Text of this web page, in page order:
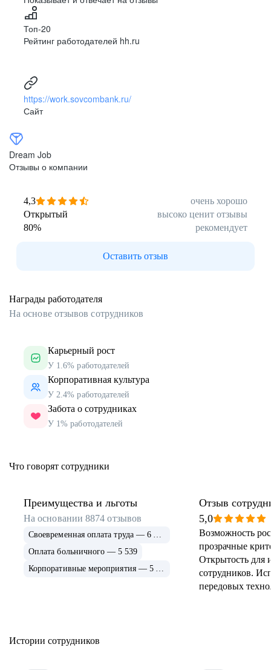
Топ-20
Рейтинг работодателей hh.ru
https://work.sovcombank.ru/
Сайт
Dream Job
Отзывы о компании
4,3
очень хорошо
Открытый
высоко ценит отзывы
80% рекомендует
Оставить отзыв
Награды работодателя
На основе отзывов сотрудников
Карьерный рост
У 1.6% работодателей
Корпоративная культура
У 2.4% работодателей
Забота о сотрудниках
У 1% работодателей
Что говорят сотрудники
Преимущества и льготы
На основании8874 отзывов
Своевременная оплата труда — 6 915
Оплата больничного — 5 539
Корпоративные мероприятия — 5 339
Отзыв
5,0
Возможность
прозрачные
Открытость для
сотрудников.
передовых
Истории сотрудников